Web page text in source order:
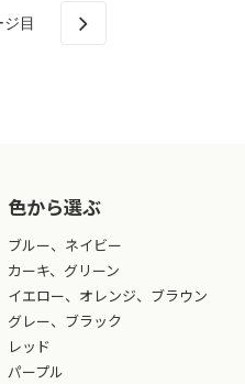
目
色から選ぶ
ブルー、ネイビー
カーキ、グリーン
イエロー、オレンジ、ブラウン
グレー、ブラック
レッド
パープル